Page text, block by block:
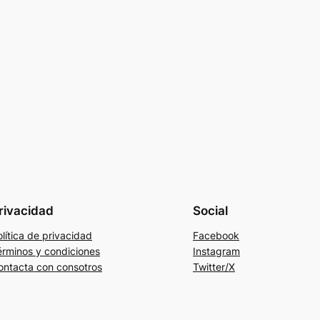
de privacidad
y condiciones
con consotros
Social
Facebook
Instagram
Twitter/X